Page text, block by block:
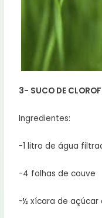
3- SUCO DE
Ingredientes:
-1 litro de água
-4 folhas de couve
-½ xícara de